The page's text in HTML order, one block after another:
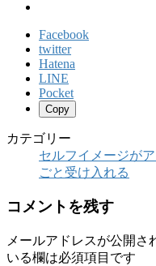
Facebook
twitter
Hatena
LINE
Pocket
Copy
カテゴリー
セルフイメージが
ごと受け入れる
コメントを残す
メールアドレスが公開さ
いる欄は必須項目です